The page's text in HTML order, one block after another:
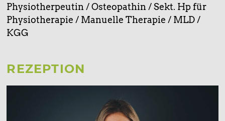
Physiotherpeutin / Osteopathin / Sekt. Hp für
Physiotherapie / Manuelle Therapie / MLD /
KGG
REZEPTION